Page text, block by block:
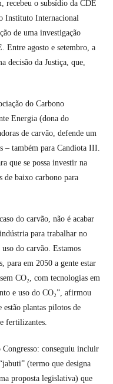
recebeu o subsídio da CDE
Instituto Internacional
de uma investigação
Entre agosto e setembro, a
decisão da Justiça, que,
do Carbono
Energia (dona do
de carvão, defende um
– também para Candiota III.
que se possa investir na
de baixo carbono para
do carvão, não é acabar
para trabalhar no
uso do carvão. Estamos
para em 2050 a gente estar
CO₂, com tecnologias em
e uso do CO₂”, afirmou
plantas pilotos de
fertilizantes.
conseguiu incluir
(termo que designa
proposta legislativa) que